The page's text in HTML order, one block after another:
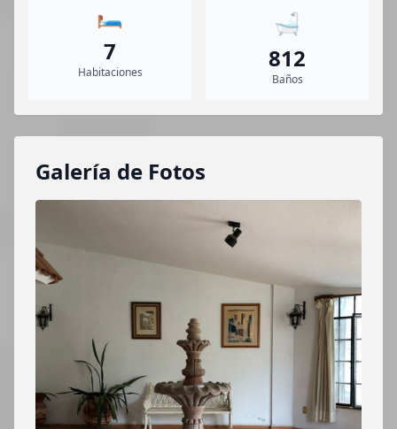
🛏️
7
Habitaciones
🛁
812
Baños
Galería de Fotos